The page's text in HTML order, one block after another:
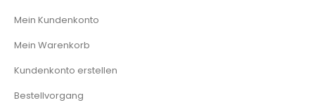
Mein Kundenkonto
Mein Warenkorb
Kundenkonto erstellen
Bestellvorgang